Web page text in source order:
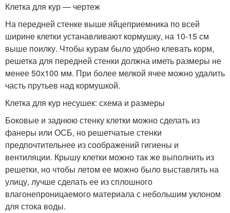
Клетка для кур — чертеж
На передней стенке выше яйцеприемника по всей
ширине клетки устанавливают кормушку, на 10-15 см
выше поилку. Чтобы курам было удобно клевать корм,
решетка для передней стенки должна иметь размеры не
менее 50х100 мм. При более мелкой ячее можно удалить
часть прутьев над кормушкой.
Клетка для кур несушек: схема и размеры
Боковые и заднюю стенку клетки можно сделать из
фанеры или ОСБ, но решетчатые стенки
предпочтительнее из соображений гигиены и
вентиляции. Крышу клетки можно так же выполнить из
решетки, но чтобы летом ее можно было выставлять на
улицу, лучше сделать ее из сплошного
влагонепроницаемого материала с небольшим уклоном
для стока воды.